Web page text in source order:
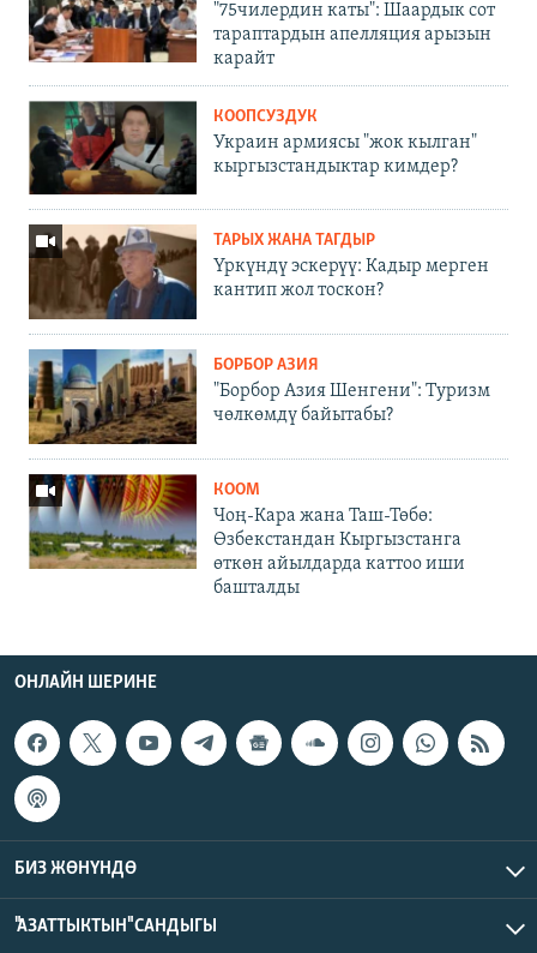
"75чилердин каты": Шаардык сот
тараптардын апелляция арызын
карайт
КООПСУЗДУК
Украин армиясы "жок кылган"
кыргызстандыктар кимдер?
ТАРЫХ ЖАНА ТАГДЫР
Үркүндү эскерүү: Кадыр мерген
кантип жол тоскон?
БОРБОР АЗИЯ
"Борбор Азия Шенгени": Туризм
чөлкөмдү байытабы?
КООМ
Чоң-Кара жана Таш-Төбө:
Өзбекстандан Кыргызстанга
өткөн айылдарда каттоо иши
башталды
ОНЛАЙН ШЕРИНЕ
БИЗ ЖӨНҮНДӨ
"АЗАТТЫКТЫН" САНДЫГЫ